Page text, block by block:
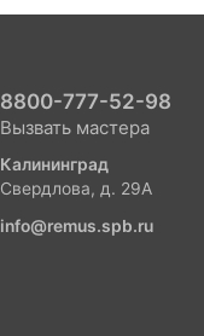
8800-777-52-98
Вызвать мастера
Калининград
Свердлова, д. 29А
info@remus.spb.ru